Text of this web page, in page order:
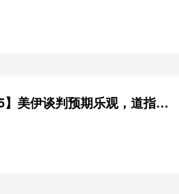
【每日研报20260805】美伊谈判预期乐观，道指标普再创新高